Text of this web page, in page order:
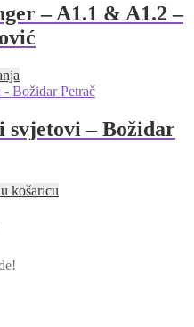
– A1.1 & A1.2 –
– Božidar
košaricu